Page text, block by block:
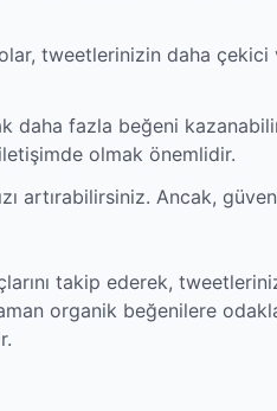
tweetlerinizin daha çekici
daha fazla beğeni
olmak önemlidir.
artırabilirsiniz. Ancak,
takip ederek,
organik beğenilere